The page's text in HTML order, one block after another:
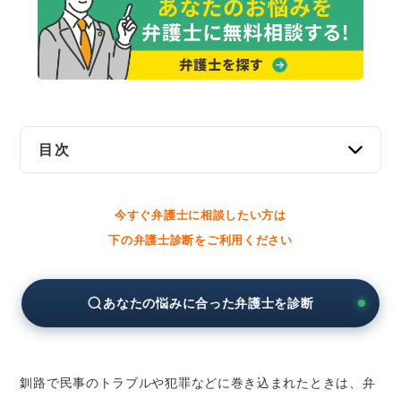
資金調達
目次
北海道弁護士会の無料法律相談
法テラスの無料法律相談
釧路の弁護士に分野別の無料法律相談をしたい
とき
たいとき
今すぐ弁護士に相談したい方は
下の弁護士診断をご利用ください
あなたの悩みに合った弁護士を診断
釧路で民事のトラブルや犯罪などに巻き込まれたときは、弁